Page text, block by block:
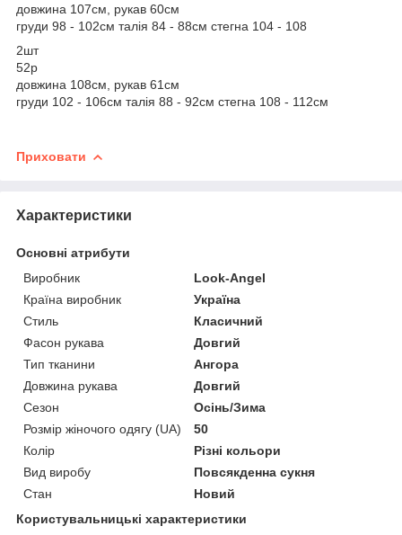
довжина 107см, рукав 60см
груди 98 - 102см талія 84 - 88см стегна 104 - 108
2шт
52р
довжина 108см, рукав 61см
груди 102 - 106см талія 88 - 92см стегна 108 - 112см
Приховати
Характеристики
Основні атрибути
Виробник
Look-Angel
Країна виробник
Україна
Стиль
Класичний
Фасон рукава
Довгий
Тип тканини
Ангора
Довжина рукава
Довгий
Сезон
Осінь/Зима
Розмір жіночого одягу (UA)
50
Колір
Різні кольори
Вид виробу
Повсякденна сукня
Стан
Новий
Користувальницькі характеристики